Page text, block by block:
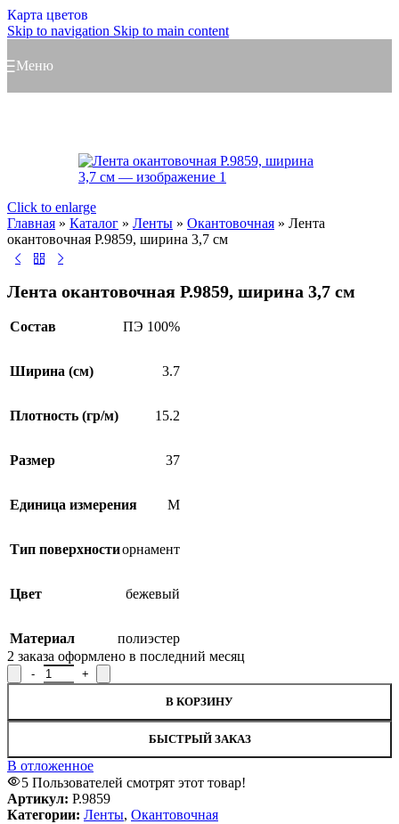
Карта цветов
Skip to navigation Skip to main content
Меню
Click to enlarge
Главная » Каталог » Ленты » Окантовочная » Лента
окантовочная Р.9859, ширина 3,7 см
Лента окантовочная Р.9859, ширина 3,7 см
Состав ПЭ 100%
Ширина (см) 3.7
Плотность (гр/м) 15.2
Размер 37
Единица измерения М
Тип поверхностиорнамент
Цвет бежевый
Материал
полиэстер
2 заказа оформлено в последний месяц
Количество товара Лента окантовочная Р.9859, ширина 3,7 см
В КОРЗИНУ
БЫСТРЫЙ ЗАКАЗ
В отложенное
5 Пользователей смотрят этот товар!
Артикул: Р.9859
Категории: Ленты, Окантовочная